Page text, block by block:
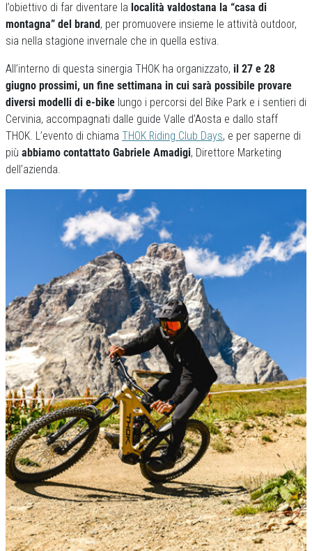
l’obiettivo di far diventare la località valdostana la “casa di
montagna” del brand, per promuovere insieme le attività outdoor,
sia nella stagione invernale che in quella estiva.
All’interno di questa sinergia THOK ha organizzato, il 27 e 28
giugno prossimi, un fine settimana in cui sarà possibile provare
diversi modelli di e-bike lungo i percorsi del Bike Park e i sentieri di
Cervinia, accompagnati dalle guide Valle d’Aosta e dallo staff
THOK. L’evento di chiama THOK Riding Club Days, e per saperne di
più abbiamo contattato Gabriele Amadigi, Direttore Marketing
dell’azienda.